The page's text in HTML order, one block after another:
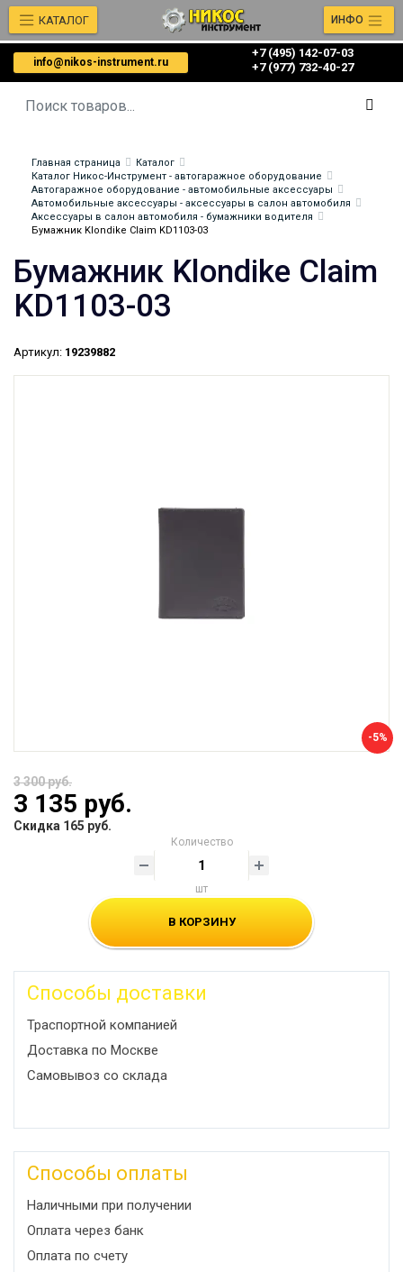
info@nikos-instrument.ru
+7 (495) 142-07-03
‎‎+7 (977) 732-40-27
КАТАЛОГ ИНФО
Главная страница
Каталог
Каталог Никос-Инструмент - автогаражное оборудование
Автогаражное оборудование - автомобильные аксессуары
Автомобильные аксессуары - аксессуары в салон автомобиля
Аксессуары в салон автомобиля - бумажники водителя
Бумажник Klondike Claim KD1103-03
Бумажник Klondike Claim
KD1103-03
Артикул: 19239882
-5%
3 300 руб.
3 135 руб.
Скидка 165 руб.
Количество
шт
В КОРЗИНУ
Способы доставки
Траспортной компанией
Доставка по Москве
Самовывоз со склада
Способы оплаты
Наличными при получении
Оплата через банк
Оплата по счету